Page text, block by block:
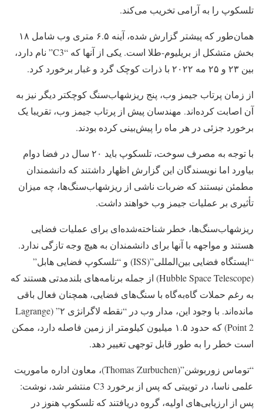
تلسکوپ را به آرامی تخریب می‌کند.
همان‌طور که پیشتر گزارش شده، آینه ۶.۵ متری وب شامل ۱۸
بخش متشکل از بریلیوم-طلا است. یکی از آنها که “C3” نام دارد،
بین ۲۳ و ۲۵ مه ۲۰۲۲ با ذرات کوچک گرد و غبار برخورد کرد.
از زمان پرتاب جیمز وب، پنج ریزشهاب‌سنگ کوچکتر دیگر نیز به
آن اصابت کرده‌اند. مهندسان پیش از پرتاب جیمز وب، تقریبا یک
برخورد جزئی در هر ماه را پیش‌بینی کرده بودند.
با توجه به مصرف سوخت، تلسکوپ باید ۲۰ سال در فضا دوام
بیاورد اما نویسندگان این گزارش اظهار داشتند که دانشمندان
مطمئن نیستند که ضربات ناشی از ریزشهاب‌سنگ‌ها، چه میزان
تأثیری بر عملیات جیمز وب خواهند داشت.
ریزشهاب‌سنگ‌ها، خطر شناخته‌شده‌ای برای عملیات فضایی
هستند و مواجهه با آنها برای دانشمندان به هیچ وجه تازگی ندارد.
“ایستگاه فضایی بین‌المللی”(ISS) و “تلسکوپ فضایی هابل”
(Hubble Space Telescope) از جمله برنامه‌های بلندمدتی هستند که
به رغم حملات گاه‌به‌گاه با سنگ‌های فضایی، همچنان فعال باقی
مانده‌اند. با وجود این، مدار وب در “نقطه لاگرانژی ۲” (Lagrange
Point 2) که حدود ۱.۵ میلیون کیلومتر از زمین فاصله دارد، ممکن
است خطر را به طور قابل توجهی تغییر دهد.
“توماس زوربوشن”(Thomas Zurbuchen)، معاون اداره ماموریت
علمی ناسا، در توییتی که پس از برخورد C3 منتشر شد، نوشت:
پس از ارزیابی‌های اولیه، گروه دریافتند که تلسکوپ هنوز در